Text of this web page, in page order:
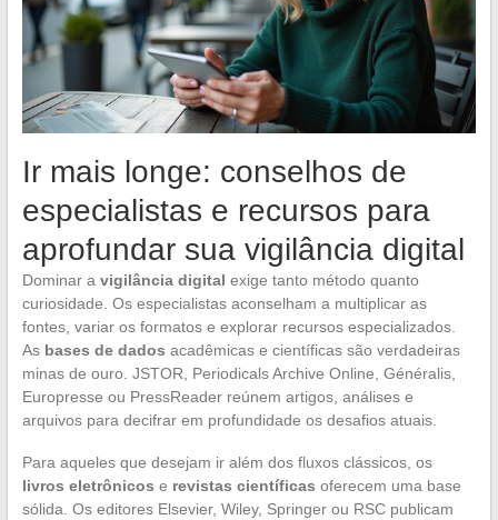
Ir mais longe: conselhos de
especialistas e recursos para
aprofundar sua vigilância digital
Dominar a vigilância digital exige tanto método quanto
curiosidade. Os especialistas aconselham a multiplicar as
fontes, variar os formatos e explorar recursos especializados.
As bases de dados acadêmicas e científicas são verdadeiras
minas de ouro. JSTOR, Periodicals Archive Online, Généralis,
Europresse ou PressReader reúnem artigos, análises e
arquivos para decifrar em profundidade os desafios atuais.
Para aqueles que desejam ir além dos fluxos clássicos, os
livros eletrônicos e revistas científicas oferecem uma base
sólida. Os editores Elsevier, Wiley, Springer ou RSC publicam